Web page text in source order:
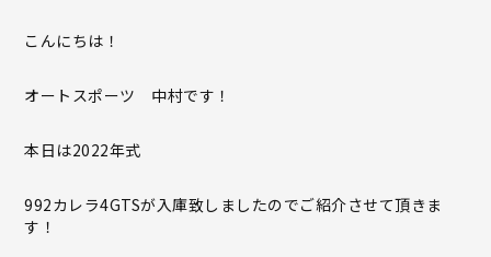
こんにちは！
オートスポーツ 中村です！
本日は2022年式
992カレラ4GTSが入庫致しましたのでご紹介させて頂きま
す！